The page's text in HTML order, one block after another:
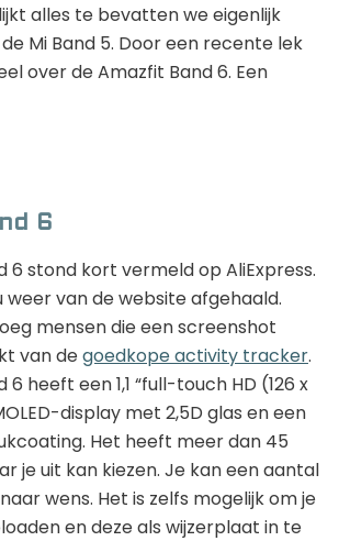
alles te bevatten we eigenlijk
Mi Band 5. Door een recente lek
over de Amazfit Band 6. Een
6
6 stond kort vermeld op AliExpress.
weer van de website afgehaald.
mensen die een screenshot
van degoedkope activity tracker.
6 heeft een 1,1 “full-touch HD (126 x
display met 2,5D glas en een
Het heeft meer dan 45
je uit kan kiezen. Je kan een aantal
wens. Het is zelfs mogelijk om je
en deze als wijzerplaat in te